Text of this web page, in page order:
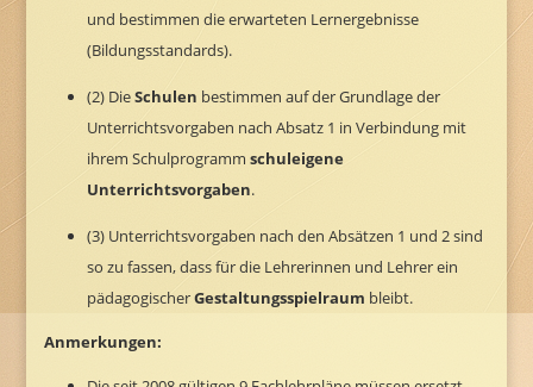
und bestimmen die erwarteten Lernergebnisse
(Bildungsstandards).
(2) DieSchulen bestimmen auf der Grundlage der
Unterrichtsvorgaben nach Absatz 1 in Verbindung mit
ihrem Schulprogrammschuleigene
Unterrichtsvorgaben.
(3) Unterrichtsvorgaben nach den Absätzen 1 und 2 sind
so zu fassen, dass für die Lehrerinnen und Lehrer ein
pädagogischerGestaltungsspielraum bleibt.
Anmerkungen: